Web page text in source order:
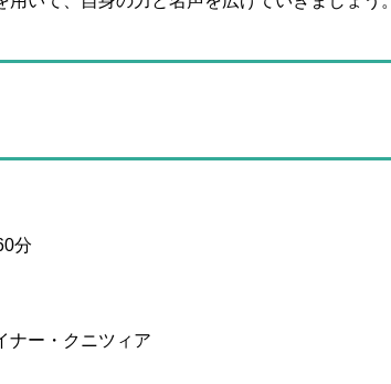
分
ナー・クニツィア